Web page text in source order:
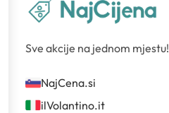
Sve akcije na jednom mjestu!
NajCena.si
ilVolantino.it